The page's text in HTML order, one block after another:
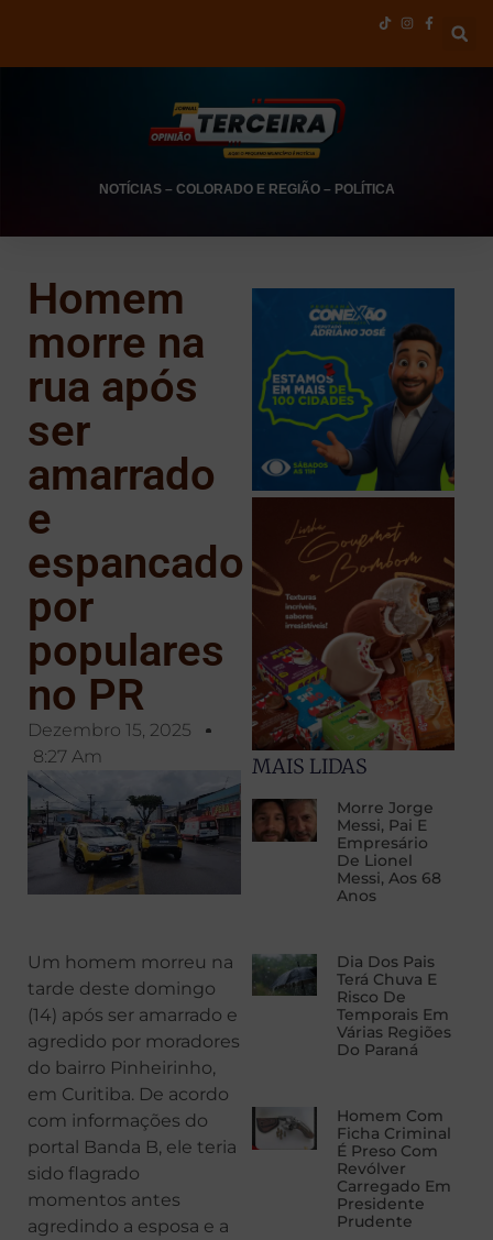
NOTÍCIAS– COLORADO E REGIÃO– POLÍTICA
Homem
morre na
rua após
ser
amarrado
e
espancado
por
populares
no PR
Dezembro 15, 2025
8:27 Am
Um homem morreu na
tarde deste domingo
(14) após ser amarrado e
agredido por moradores
do bairro Pinheirinho,
em Curitiba. De acordo
com informações do
portal Banda B, ele teria
sido flagrado
momentos antes
agredindo a esposa e a
MAIS LIDAS
Morre Jorge
Messi, Pai E
Empresário
De Lionel
Messi, Aos 68
Anos
Dia Dos Pais
Terá Chuva E
Risco De
Temporais Em
Várias Regiões
Do Paraná
Homem Com
Ficha Criminal
É Preso Com
Revólver
Carregado Em
Presidente
Prudente